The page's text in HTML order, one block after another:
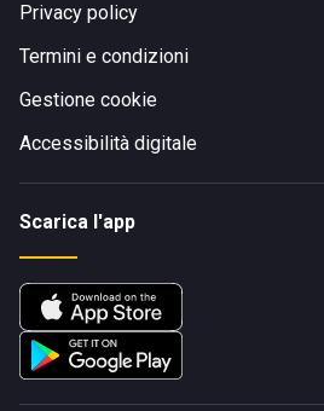
Privacy policy
Termini e condizioni
Gestione cookie
Accessibilità digitale
Scarica l'app